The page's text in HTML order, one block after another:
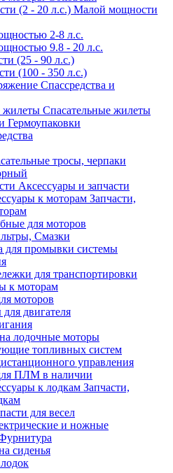
Малой мощности
2-8 л.с.
9.8 - 20 л.с.
(25 - 90 л.с.)
(100 - 350 л.с.)
Спассредства и
Спасательные жилеты
Гермоупаковки
тросы, черпаки
Аксессуары и запчасти
Запчасти,
для моторов
Смазки
для промывки системы
для транспортировки
к моторам
моторов
двигателя
лодочные моторы
топливных систем
управления
ПЛМ в наличии
Запчасти,
для весел
и ножные
сиденья